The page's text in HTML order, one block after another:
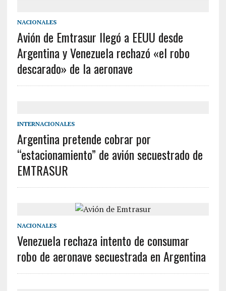
NACIONALES
Avión de Emtrasur llegó a EEUU desde
Argentina y Venezuela rechazó «el robo
descarado» de la aeronave
INTERNACIONALES
Argentina pretende cobrar por
“estacionamiento” de avión secuestrado de
EMTRASUR
NACIONALES
Venezuela rechaza intento de consumar
robo de aeronave secuestrada en Argentina